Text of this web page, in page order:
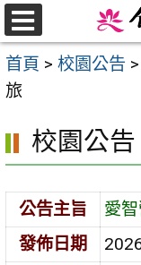
跳
至
主
要
首頁 > 校園公告 >
旅
校園公告
公告主旨
愛
發佈日期
選
單